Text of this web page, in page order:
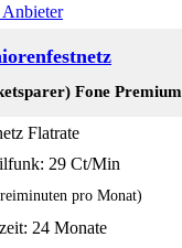
Fone Premium
Flatrate
29 Ct/Min
pro Monat)
24 Monate